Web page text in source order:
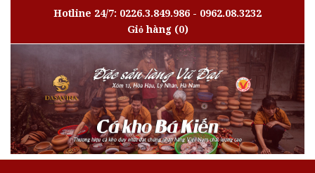
Hotline 24/7: 0226.3.849.986 - 0962.08.3232
Giỏ hàng(0)